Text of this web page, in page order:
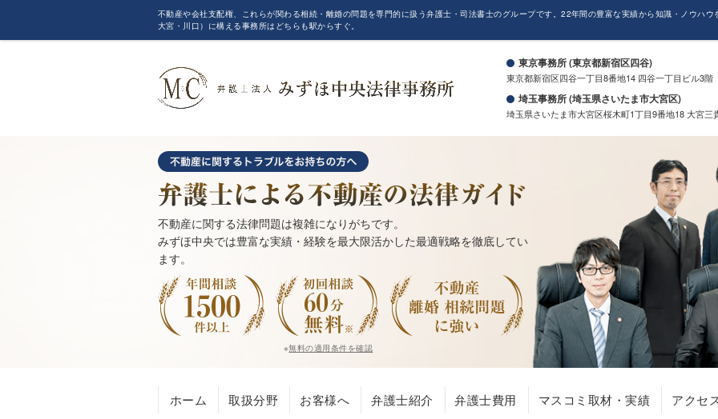
不動産や会社支配権、これらが関わる相続・離婚の問題を専門的に扱う弁護士・司法書士のグループです。22年間の豊富な実績から知識・ノウハ
大宮・川口）に構える事務所はどちらも駅からすぐ。
東京事務所 (東京都新宿区四谷)
東京都新宿区四谷一丁目8番地14 四谷一丁目ビル3階
埼玉事務所 (埼玉県さいたま市大宮区)
埼玉県さいたま市大宮区桜木町1丁目9番地18 大宮三
不動産に関する法律問題は複雑になりがちです。
みずほ中央では豊富な実績・経験を最大限活かした最適戦略を徹底してい
ます。
※無料の適用条件を確認
ホーム 取扱分野 お客様へ 弁護士紹介 弁護士費用 マスコミ取材・実績 アクセ